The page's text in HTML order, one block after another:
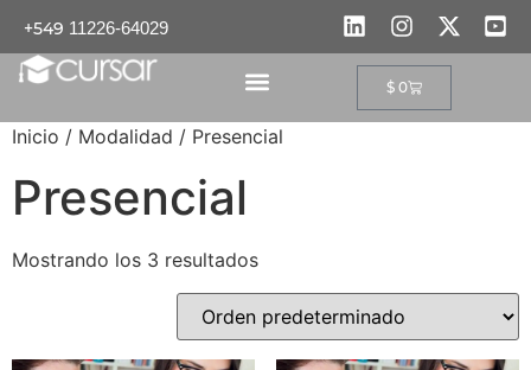
+549 11226-64029
$ 0
Inicio / Modalidad / Presencial
Presencial
Mostrando los 3 resultados